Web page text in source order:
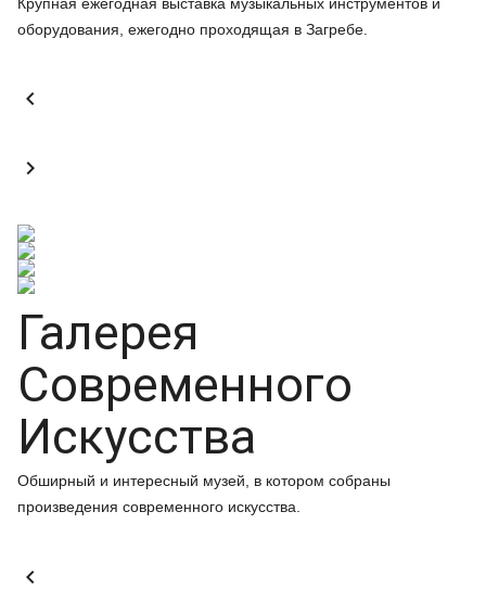
оборудования, ежегодно проходящая в Загребе.


Галерея
Современного
Искусства
Обширный и интересный музей, в котором собраны
произведения современного искусства.
